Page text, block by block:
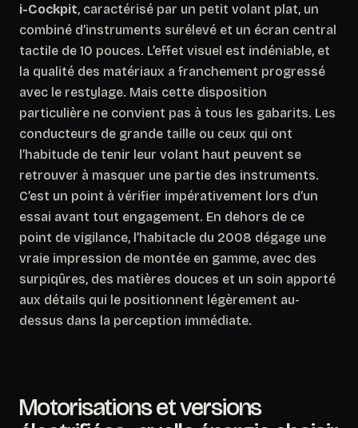
i-Cockpit, caractérisé par un petit volant plat, un
combiné d’instruments surélevé et un écran central
tactile de 10 pouces. L’effet visuel est indéniable, et
la qualité des matériaux a franchement progressé
avec le restylage. Mais cette disposition
particulière ne convient pas à tous les gabarits. Les
conducteurs de grande taille ou ceux qui ont
l’habitude de tenir leur volant haut peuvent se
retrouver à masquer une partie des instruments.
C’est un point à vérifier impérativement lors d’un
essai avant tout engagement. En dehors de ce
point de vigilance, l’habitacle du 2008 dégage une
vraie impression de montée en gamme, avec des
surpiqûres, des matières douces et un soin apporté
aux détails qui le positionnent légèrement au-
dessus dans la perception immédiate.
Motorisations et versions